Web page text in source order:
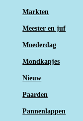
Markten
Meester en juf
Moederdag
Mondkapjes
Nieuw
Paarden
Pannenlappen